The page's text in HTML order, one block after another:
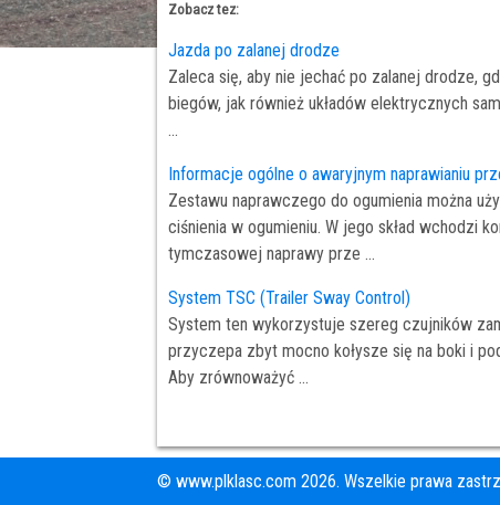
Zobacz tez:
Jazda po zalanej drodze
Zaleca się, aby nie jechać po zalanej drodze,
biegów, jak również układów elektrycznych
...
Informacje ogólne o awaryjnym naprawianiu
Zestawu naprawczego do ogumienia można
ciśnienia w ogumieniu. W jego skład wchodzi
tymczasowej naprawy prze ...
System TSC (Trailer Sway Control)
System ten wykorzystuje szereg czujników
przyczepa zbyt mocno kołysze się na boki i
Aby zrównoważyć ...
© www.plklasc.com 2026. Wszelkie prawa